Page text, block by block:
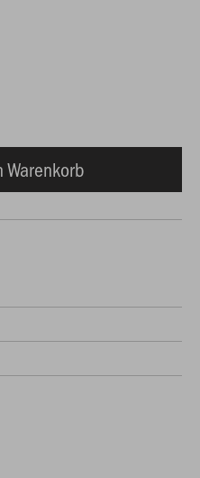
Warenkorb